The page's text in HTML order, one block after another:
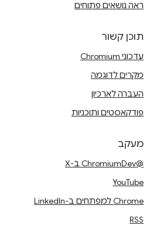
ראה נושאים פתוחים
תוכן קשור
עדכוני Chromium
מקרים לדוגמה
העברה לארכיון
פודקאסטים ותוכניות
מעקב
@ChromiumDev ב-X
YouTube
Chrome למפתחים ב-LinkedIn
RSS